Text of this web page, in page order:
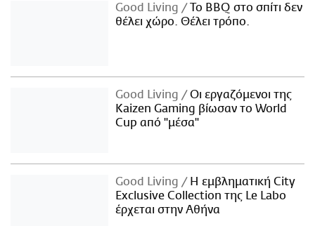
Good Living
Το BBQ στο σπίτι δεν
θέλει χώρο. Θέλει τρόπο.
Good Living
Οι εργαζόμενοι της
Kaizen Gaming βίωσαν το World
Cup από "μέσα"
Good Living
Η εμβληματική City
Exclusive Collection της Le Labo
έρχεται στην Αθήνα